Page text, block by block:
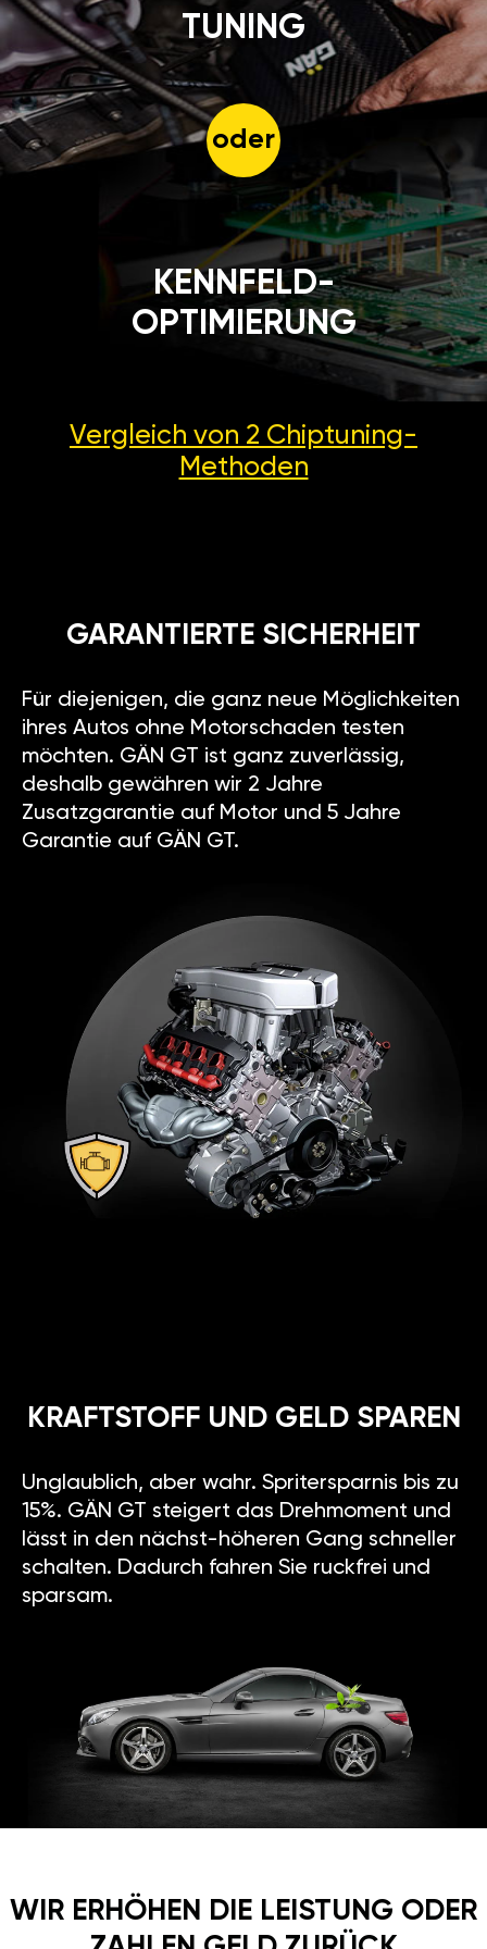
TUNING
oder
KENNFELD-
OPTIMIERUNG
Vergleich von 2 Chiptuning-
Methoden
GARANTIERTE SICHERHEIT
Für diejenigen, die ganz neue Möglichkeiten
ihres Autos ohne Motorschaden testen
möchten. GÄN GT ist ganz zuverlässig,
deshalb gewähren wir 2 Jahre
Zusatzgarantie auf Motor und 5 Jahre
Garantie auf GÄN GT.
KRAFTSTOFF UND GELD SPAREN
Unglaublich, aber wahr. Spritersparnis bis zu
15%. GÄN GT steigert das Drehmoment und
lässt in den nächst-höheren Gang schneller
schalten. Dadurch fahren Sie ruckfrei und
sparsam.
WIR ERHÖHEN DIE LEISTUNG ODER